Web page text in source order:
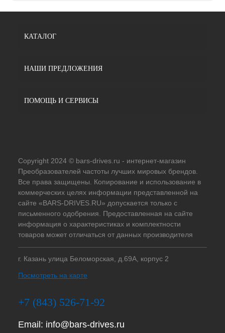
КАТАЛОГ
НАШИ ПРЕДЛОЖЕНИЯ
ПОМОЩЬ И СЕРВИСЫ
Copyright 2024 © bars-drives.ru - интернет-магазин
Преобразователей частоты лучших мировых брендов.
Все права защищены. Копирование и использование в
коммерческих целях информации представленной на
сайте «BARS-DRIVES.RU» допускается только с
письменного одобрения. Предоставленная на сайте
информация о характеристиках и комплектности
товаров может отличаться от данных производителя
г. Казань улица Беломорская, д.69А, корпус 2
Посмотреть на карте
+7 (843) 526-71-92
Email: info@bars-drives.ru